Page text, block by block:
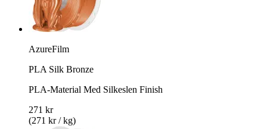
AzureFilm
PLA Silk Bronze
PLA-Material Med Silkeslen Finish
271 kr
(271 kr / kg)